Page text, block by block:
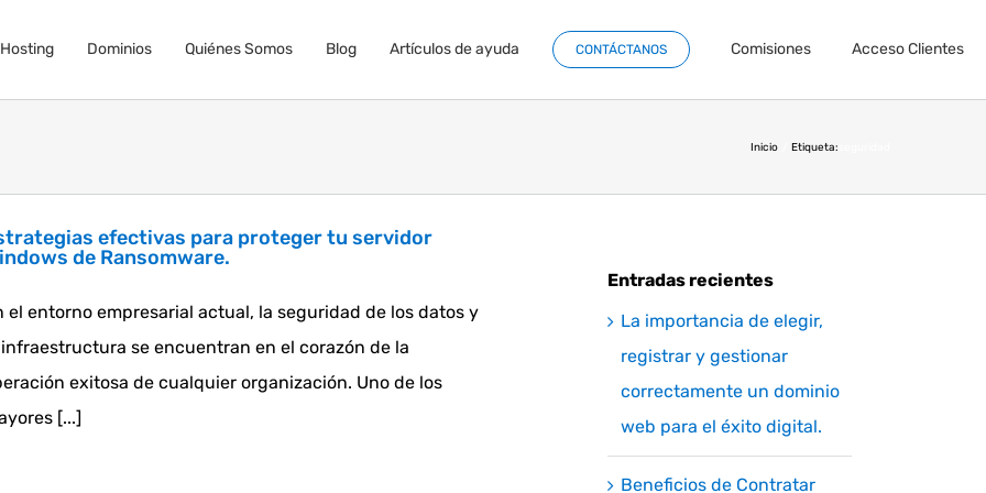
Hosting Dominios Quiénes Somos Blog Artículos de ayuda CONTÁCTANOS Comisiones Acceso Clientes
Inicio Etiqueta:
efectivas para proteger tu servidor
de Ransomware.
el entorno empresarial actual, la seguridad de los datos y
se encuentran en el corazón de la
exitosa de cualquier organización. Uno de los
[...]
Entradas recientes
La importancia de elegir,
registrar y gestionar
correctamente un dominio
web para el éxito digital.
Beneficios de Contratar